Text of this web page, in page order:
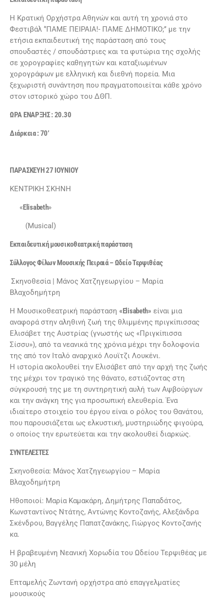
Η Kρατική Ορχήστρα Αθηνών και αυτή τη χρονιά στο
Φεστιβάλ ‘’ΠΑΜΕ ΠΕΙΡΑΙΑ!- ΠΑΜΕ ΔΗΜΟΤΙΚΟ;’’ με την
ετήσια εκπαιδευτική της παράσταση από τους
σπουδαστές / σπουδάστριες και τα φυτώρια της σχολής
σε χορογραφίες καθηγητών και καταξιωμένων
χορογράφων με ελληνική και διεθνή πορεία. Μια
ξεχωριστή συνάντηση που πραγματοποιείται κάθε χρόνο
στον ιστορικό χώρο του ΔΘΠ.
ΩΡΑ ΕΝΑΡΞΗΣ : 20.30
Διάρκεια : 70’
ΠΑΡΑΣΚΕΥΗ 27 ΙΟΥΝΙΟΥ
ΚΕΝΤΡΙΚΗ ΣΚΗΝΗ
« Elisabeth»
(Musical)
Εκπαιδευτική μουσικοθεατρική παράσταση
Σύλλογος Φίλων Μουσικής Πειραιά – Ωδείο Τερψιθέας
Σκηνοθεσία | Μάνος Χατζηγεωργίου – Μαρία
Βλαχοδημήτρη
Η Μουσικοθεατρική παράσταση «Elisabeth» είναι μια
αναφορά στην αληθινή ζωή της θλιμμένης πριγκίπισσας
Ελισάβετ της Αυστρίας (γνωστής ως «Πριγκίπισσα
Σίσσυ»), από τα νεανικά της χρόνια μέχρι την δολοφονία
της από τον Ιταλό αναρχικό Λουϊτζι Λουκένι.
Η ιστορία ακολουθεί την Ελισάβετ από την αρχή της ζωής
της μέχρι τον τραγικό της θάνατο, εστιάζοντας στη
σύγκρουσή της με τη συντηρητική αυλή των Αψβούργων
και την ανάγκη της για προσωπική ελευθερία. Ένα
ιδιαίτερο στοιχείο του έργου είναι ο ρόλος του Θανάτου,
που παρουσιάζεται ως ελκυστική, μυστηριώδης φιγούρα,
ο οποίος την ερωτεύεται και την ακολουθεί διαρκώς.
ΣΥΝΤΕΛΕΣΤΕΣ
Σκηνοθεσία: Μάνος Χατζηγεωργίου – Μαρία
Βλαχοδημήτρη
Ηθοποιοί: Μαρία Καμακάρη, Δημήτρης Παπαδάτος,
Κωνσταντίνος Ντάτης, Αντώνης Κοντοζανής, Αλεξάνδρα
Σκένδρου, Βαγγέλης Παπατζανάκης, Γιώργος Κοντοζανής
κα.
Η βραβευμένη Νεανική Χορωδία του Ωδείου Τερψιθέας με
30 μέλη
Επταμελής Ζωντανή ορχήστρα από επαγγελματίες
μουσικούς